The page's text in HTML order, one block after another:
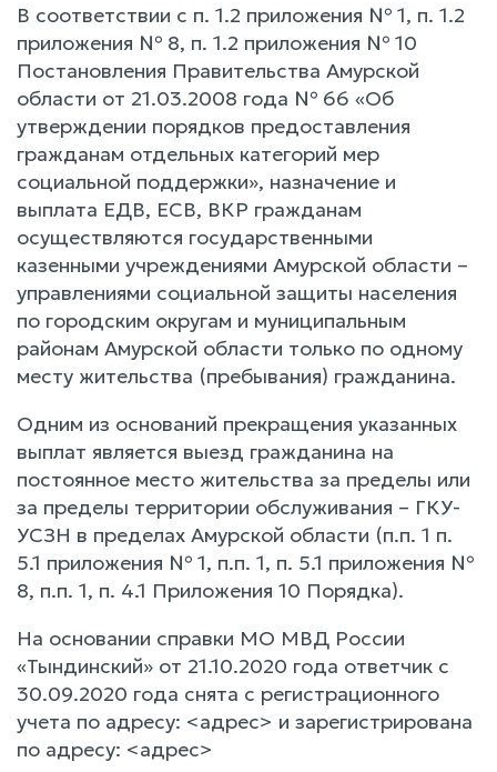
В соответствии с п. 1.2 приложения № 1, п. 1.2
приложения № 8, п. 1.2 приложения № 10
Постановления Правительства Амурской
области от 21.03.2008 года № 66 «Об
утверждении порядков предоставления
гражданам отдельных категорий мер
социальной поддержки», назначение и
выплата ЕДВ, ЕСВ, ВКР гражданам
осуществляются государственными
казенными учреждениями Амурской области –
управлениями социальной защиты населения
по городским округам и муниципальным
районам Амурской области только по одному
месту жительства (пребывания) гражданина.
Одним из оснований прекращения указанных
выплат является выезд гражданина на
постоянное место жительства за пределы или
за пределы территории обслуживания – ГКУ-
УСЗН в пределах Амурской области (п.п. 1 п.
5.1 приложения № 1, п.п. 1, п. 5.1 приложения №
8, п.п. 1, п. 4.1 Приложения 10 Порядка).
На основании справки МО МВД России
«Тындинский» от 21.10.2020 года ответчик с
30.09.2020 года снята с регистрационного
учета по адресу: <адрес> и зарегистрирована
по адресу: <адрес>